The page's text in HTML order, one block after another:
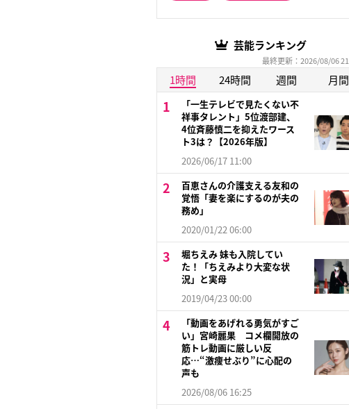
芸能ランキング
最終更新：2026/08/06
1時間 24時間 週間 月間
「一生テレビで見たくない不
祥事タレント」5位渡部建、
4位斉藤慎二を抑えたワース
ト3は？【2026年版】
2026/06/17 11:00
百恵さんの介護支える友和の
覚悟「妻を楽にするのが夫の
務め」
2020/01/22 06:00
堀ちえみ 妹も入院してい
た！「ちえみより大変な状
況」と実母
2019/04/23 00:00
「動画をあげれる勇気がすご
い」宮崎麗果 コメ欄開放の
筋トレ動画に厳しい反
応…“激痩せぶり”に心配の
声も
2026/08/06 16:25